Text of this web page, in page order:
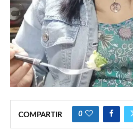
COMPARTIR 0